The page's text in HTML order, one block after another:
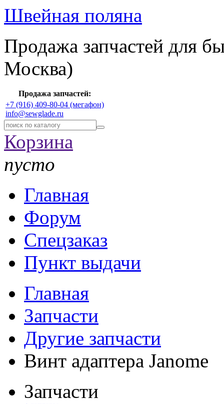
Швейная поляна
Продажа запчастей для
Москва)
Продажа запчастей:
+7 (916) 409-80-04 (мегафон)
info@sewglade.ru
Корзина
пусто
Главная
Форум
Спецзаказ
Пункт выдачи
Главная
Запчасти
Другие запчасти
Винт адаптера Janome
Запчасти